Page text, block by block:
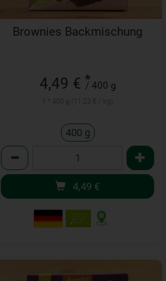
Brownies Backmischung
4,49 € *
/ 400 g
400 g
Anzahl
4,49 €